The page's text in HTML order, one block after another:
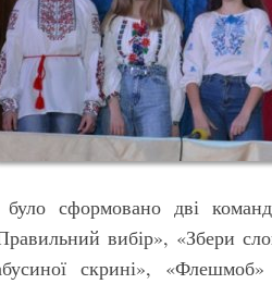
було сформовано дві
вибір», «Збери
скрині», «Флешмоб»